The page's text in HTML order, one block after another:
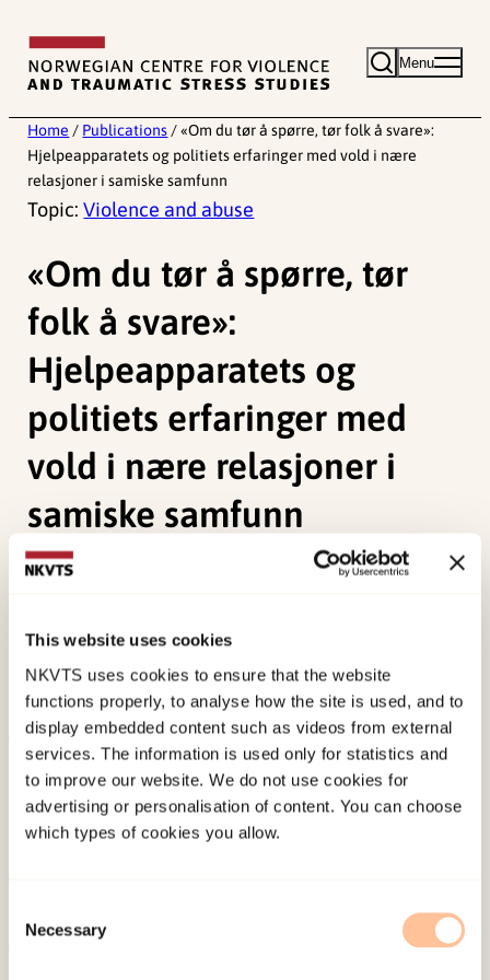
This website uses cookies
NKVTS uses cookies to ensure that the website
functions properly, to analyse how the site is used, and to
display embedded content such as videos from external
services. The information is used only for statistics and
to improve our website. We do not use cookies for
advertising or personalisation of content. You can choose
which types of cookies you allow.
Selection
Necessary
content
Menu
Home / Publications / «Om du tør å spørre, tør folk å svare»:
Hjelpeapparatets og politiets erfaringer med vold i nære
relasjoner i samiske samfunn
Topic:Violence and abuse
«Om du tør å spørre, tør
folk å svare»:
Hjelpeapparatets og
politiets erfaringer med
vold i nære relasjoner i
samiske samfunn
Øverli, I. T.,
, & Finstad, A. K. (2017).
Hjelpeapparatets og politiets erfaringer med vold
i nære relasjoner i samiske samfunn. (Rapport
2/2017).
Published:19. March 2026
Last modified:
7. August 2026